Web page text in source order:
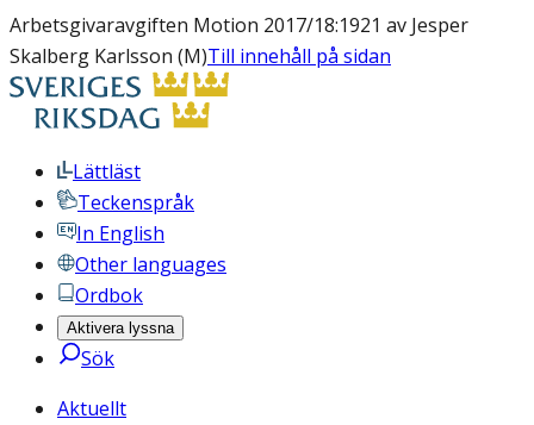
Arbetsgivaravgiften Motion 2017/18:1921 av Jesper
Skalberg Karlsson (M)Till innehåll på sidan
Lättläst
Teckenspråk
In English
Other languages
Ordbok
Aktivera lyssna
Sök
Aktuellt